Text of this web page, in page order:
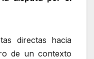
directas hacia
de un contexto